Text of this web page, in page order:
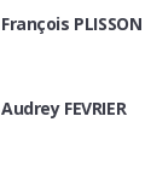
François PLISSON
Audrey FEVRIER